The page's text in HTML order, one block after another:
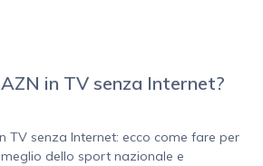
in TV senza Internet?
TV senza Internet: ecco come fare per
dello sport nazionale e